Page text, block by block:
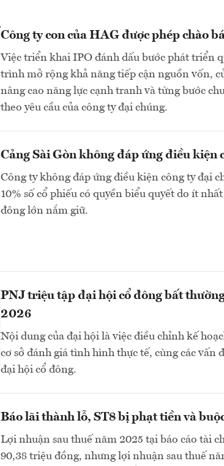
Công ty con của HAG được phép chào
Việc triển khai IPO đánh dấu bước phát triển
trình mở rộng khả năng tiếp cận nguồn vốn,
nâng cao năng lực cạnh tranh và từng bước
theo yêu cầu của công ty đại chúng.
Cảng Sài Gòn không đáp ứng điều kiện
Công ty không đáp ứng điều kiện công ty đại
10% số cổ phiếu có quyền biểu quyết do ít
đông lớn nắm giữ.
PNJ triệu tập đại hội cổ đông bất
2026
Nội dung của đại hội là việc điều chỉnh kế
cơ sở đánh giá tình hình thực tế, cùng các vấn
đại hội cổ đông.
Báo lãi thành lỗ, ST8 bị phạt tiền và
Lợi nhuận sau thuế năm 2025 tại báo cáo tài
90,38 triệu đồng, nhưng lợi nhuận sau thuế